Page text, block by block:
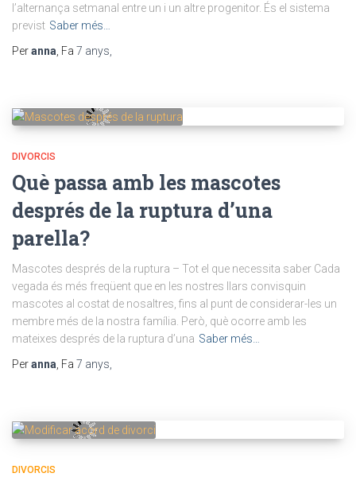
l’alternança setmanal entre un i un altre progenitor. És el sistema
previst Saber més…
Peranna , Fa 7 anys
DIVORCIS
Què passa amb les mascotes
després de la ruptura d’una
parella?
Mascotes després de la ruptura – Tot el que necessita saber Cada
vegada és més freqüent que en les nostres llars convisquin
mascotes al costat de nosaltres, fins al punt de considerar-les un
membre més de la nostra família. Però, què ocorre amb les
mateixes després de la ruptura d’una Saber més…
Peranna , Fa 7 anys
DIVORCIS